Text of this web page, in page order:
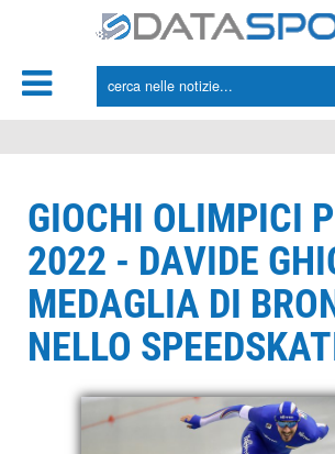
GIOCHI OLIMPICI
2022 - DAVIDE
MEDAGLIA DI
NELLO